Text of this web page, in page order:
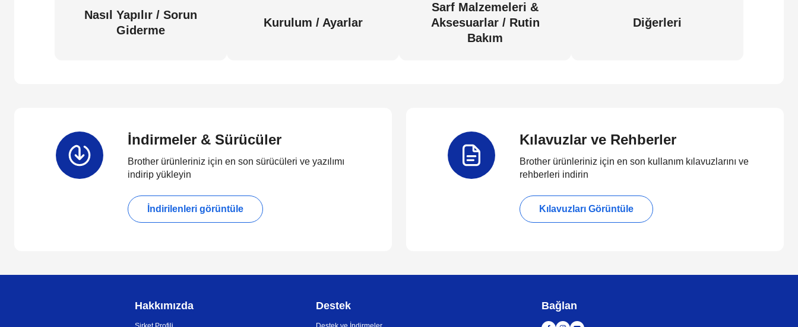
Nasıl Yapılır / Sorun
Giderme
Kurulum / Ayarlar
Sarf Malzemeleri &
Aksesuarlar / Rutin
Bakım
Diğerleri
İndirmeler & Sürücüler
Brother ürünleriniz için en son sürücüleri ve yazılımı
indirip yükleyin
İndirilenleri görüntüle
Kılavuzlar ve Rehberler
Brother ürünleriniz için en son kullanım kılavuzlarını ve
rehberleri indirin
Kılavuzları Görüntüle
Hakkımızda Destek Bağlan